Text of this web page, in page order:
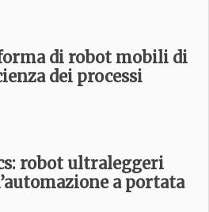
di robot mobili di
dei processi
robot ultraleggeri
a portata